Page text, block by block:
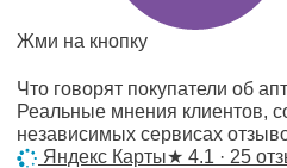
Жми на кнопку
Что говорят покупатели об
Реальные мнения клиентов,
независимых сервисах
Яндекс Карты★ 4.1 · 25